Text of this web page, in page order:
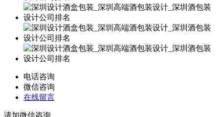
电话咨询
微信咨询
在线留言
请加微信咨询